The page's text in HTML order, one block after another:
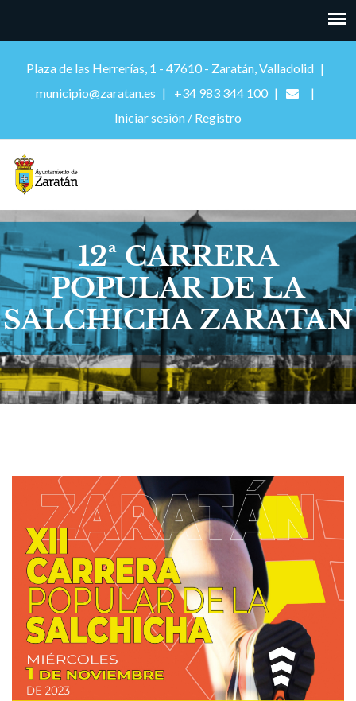
Plaza de las Herrerías, 1 - 47610 - Zaratán, Valladolid
municipio@zaratan.es
+34 983 344 100
Iniciar sesión / Registro
12ª CARRERA
POPULAR DE LA
SALCHICHA ZARATAN